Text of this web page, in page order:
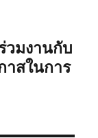
มงานกับ
สในการ